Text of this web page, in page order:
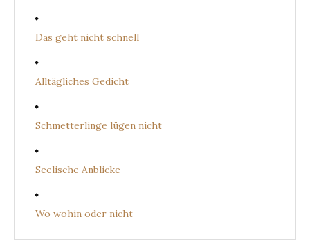
Das geht nicht schnell
Alltägliches Gedicht
Schmetterlinge lügen nicht
Seelische Anblicke
Wo wohin oder nicht